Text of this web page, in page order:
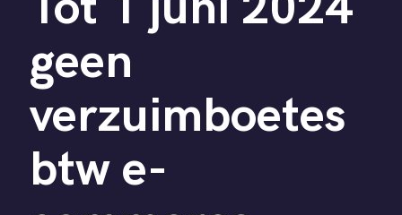
geen
verzuimboetes
btw e-